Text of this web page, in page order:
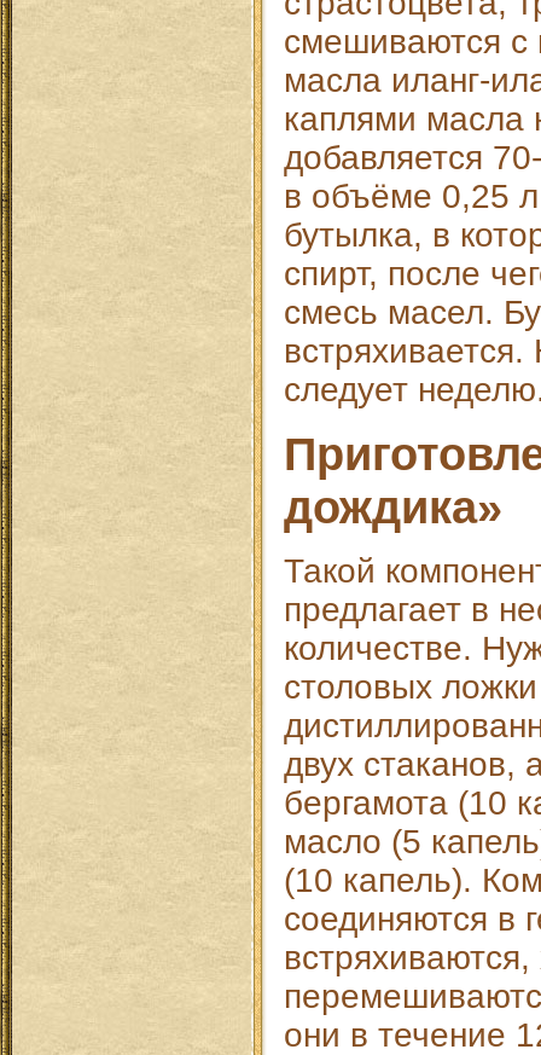
смешиваются с
масла иланг-
каплями масла
добавляется
в объёме 0,25
бутылка, в
спирт, после
смесь масел.
следует
дождика»
Такой
предлагает в
количестве.
столовых
двух стаканов,
бергамота (10
масло (5
(10 капель).
соединяются в
они в течение